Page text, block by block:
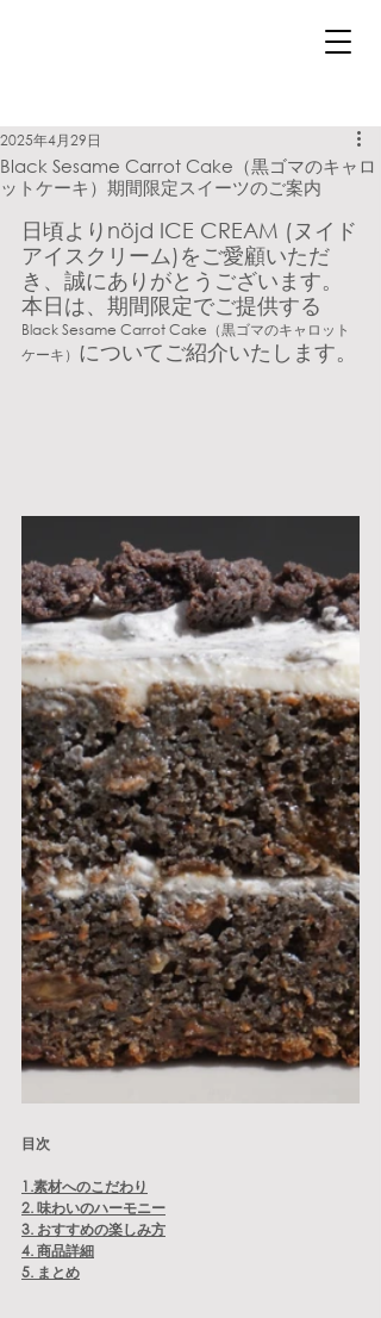
Black Sesame Carrot Cake（黒ゴマのキャロ
ットケーキ）期間限定スイーツのご案内
2025年4月29日
日頃よりnöjd ICE CREAM (ヌイド
アイスクリーム)をご愛顧いただ
き、誠にありがとうございます。
本日は、期間限定でご提供する
Black Sesame Carrot Cake（黒ゴマのキャロット
ケーキ） についてご紹介いたします。
目次
1.素材へのこだわり
2. 味わいのハーモニー
3. おすすめの楽しみ方
4. 商品詳細
5. まとめ